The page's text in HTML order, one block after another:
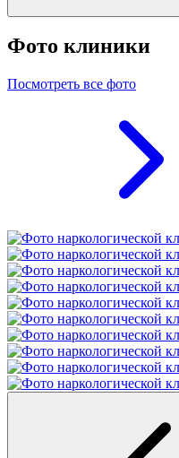
Фото клиники
Посмотреть все фото